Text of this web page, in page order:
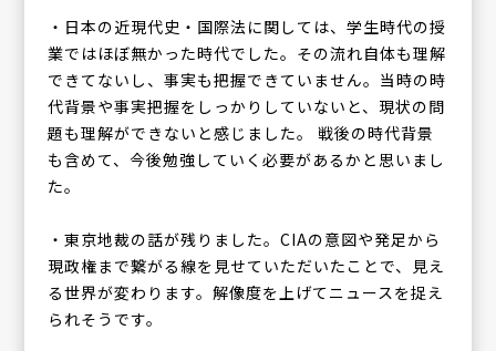
・日本の近現代史・国際法に関しては、学生時代の授
業ではほぼ無かった時代でした。その流れ自体も理解
できてないし、事実も把握できていません。当時の時
代背景や事実把握をしっかりしていないと、現状の問
題も理解ができないと感じました。 戦後の時代背景
も含めて、今後勉強していく必要があるかと思いまし
た。
・東京地裁の話が残りました。CIAの意図や発足から
現政権まで繋がる線を見せていただいたことで、見え
る世界が変わります。解像度を上げてニュースを捉え
られそうです。